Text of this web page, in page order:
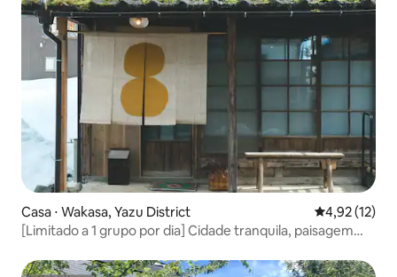
Casa ⋅ Wakasa, Yazu District 4,92 de uma
4,92 (12)
[Limitado a 1 grupo por dia] Cidade tranquila, paisagem
Galeria "Hachi" onde você pode se hospedar